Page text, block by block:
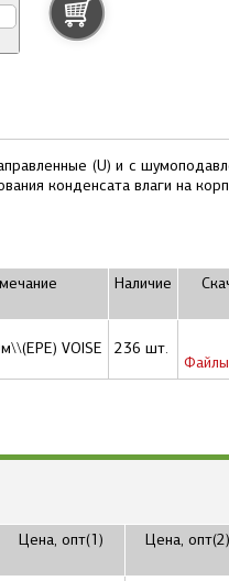
(U) и с
конденсата влаги на
Наличие
VOISE 236 шт.
Файлы
Цена, опт(1) Цена, опт(2)